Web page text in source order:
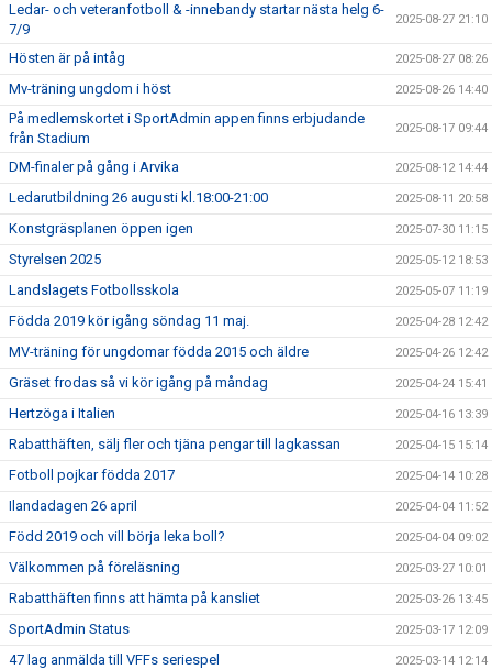
Ledar- och veteranfotboll & -innebandy startar nästa helg 6-
7/9
2025-08-27 21:10
Hösten är på intåg 2025-08-27 08:26
Mv-träning ungdom i höst 2025-08-26 14:40
På medlemskortet i SportAdmin appen finns erbjudande
från Stadium
2025-08-17 09:44
DM-finaler på gång i Arvika 2025-08-12 14:44
Ledarutbildning 26 augusti kl.18:00-21:00 2025-08-11 20:58
Konstgräsplanen öppen igen 2025-07-30 11:15
Styrelsen 2025 2025-05-12 18:53
Landslagets Fotbollsskola 2025-05-07 11:19
Födda 2019 kör igång söndag 11 maj. 2025-04-28 12:42
MV-träning för ungdomar födda 2015 och äldre 2025-04-26 12:42
Gräset frodas så vi kör igång på måndag 2025-04-24 15:41
Hertzöga i Italien 2025-04-16 13:39
Rabatthäften, sälj fler och tjäna pengar till lagkassan 2025-04-15 15:14
Fotboll pojkar födda 2017 2025-04-14 10:28
Ilandadagen 26 april 2025-04-04 11:52
Född 2019 och vill börja leka boll? 2025-04-04 09:02
Välkommen på föreläsning 2025-03-27 10:01
Rabatthäften finns att hämta på kansliet 2025-03-26 13:45
SportAdmin Status 2025-03-17 12:09
47 lag anmälda till VFFs seriespel 2025-03-14 12:14